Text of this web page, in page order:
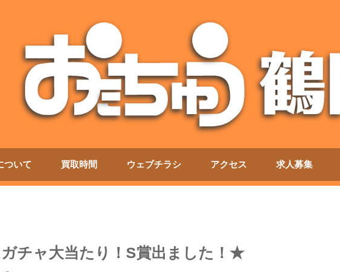
ついて 買取時間 ウェブチラシ アクセス 求人募集
チャ大当たり！S賞出ました！★